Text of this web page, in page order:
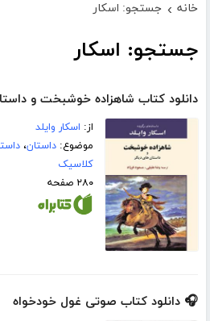
خانه › جستجو: اسکار
جستجو: اسکار
دانلود کتاب شاهزاده خوشبخت و
از: اسکار وایلد
موضوع:داستان،
کلاسیک
۲۸۰ صفحه
🎧 دانلود کتاب صوتی غول خودخواه